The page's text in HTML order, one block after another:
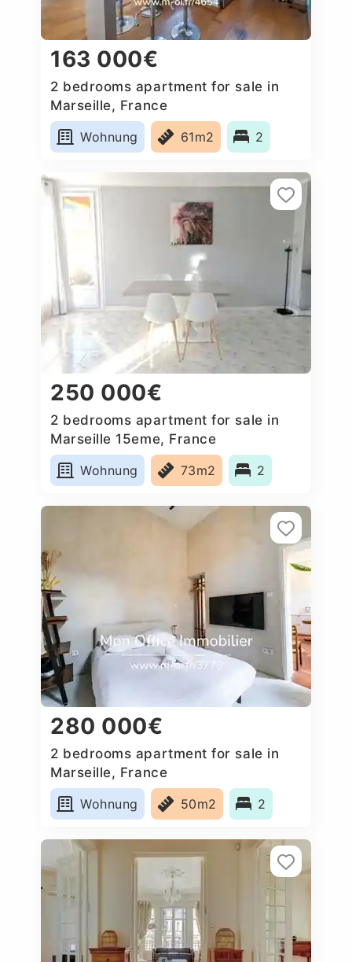
163 000€
2 bedrooms apartment for sale in
Marseille, France
Wohnung
61m2 2
250 000€
2 bedrooms apartment for sale in
Marseille 15eme, France
Wohnung
73m2 2
280 000€
2 bedrooms apartment for sale in
Marseille, France
Wohnung
50m2 2